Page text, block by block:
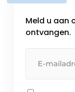
Meld u aan
ontvangen.